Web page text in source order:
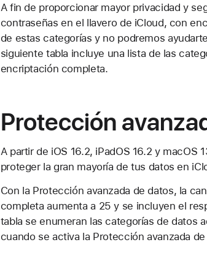
A fin de proporcionar mayor privacidad y
contraseñas en el llavero de iCloud, con
de estas categorías y no podremos
siguiente tabla incluye una lista de las
encriptación completa.
Protección
A partir de iOS 16.2, iPadOS 16.2 y macOS
proteger la gran mayoría de tus datos en
Con la Protección avanzada de datos, la
completa aumenta a 25 y se incluyen el
tabla se enumeran las categorías de datos
cuando se activa la Protección avanzada